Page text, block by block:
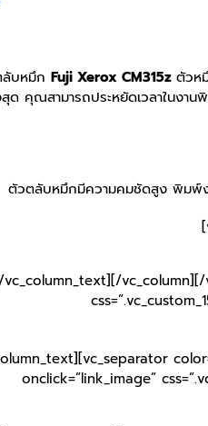
บหมึก Fuji Xerox CM315z ตัวห
ด คุณสามารถประหยัดเวลาในงาน
ตัวตลับหมึกมีความคมชัดสูง พิมพ์ง
vc_column][/
onclick=”link_image”